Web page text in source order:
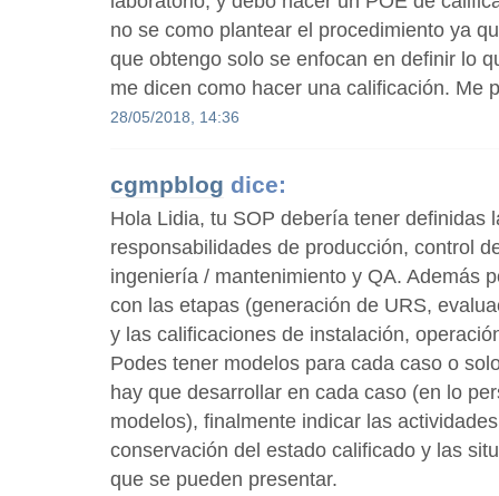
no se como plantear el procedimiento ya
que obtengo solo se enfocan en definir lo
me dicen como hacer una calificación. Me
28/05/2018, 14:36
cgmpblog dice:
Hola Lidia, tu SOP debería tener definidas
responsabilidades de producción, control
ingeniería / mantenimiento y QA. Además
con las etapas (generación de URS,
y las calificaciones de instalación,
Podes tener modelos para cada caso o
hay que desarrollar en cada caso (en lo
modelos), finalmente indicar las
conservación del estado calificado y las
que se pueden presentar.